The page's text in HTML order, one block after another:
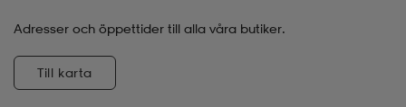
Adresser och öppettider till alla våra butiker.
Till karta